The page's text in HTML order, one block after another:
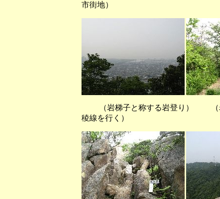
市街地）
（岩梯子と称する岩登り） （
稜線を行く）